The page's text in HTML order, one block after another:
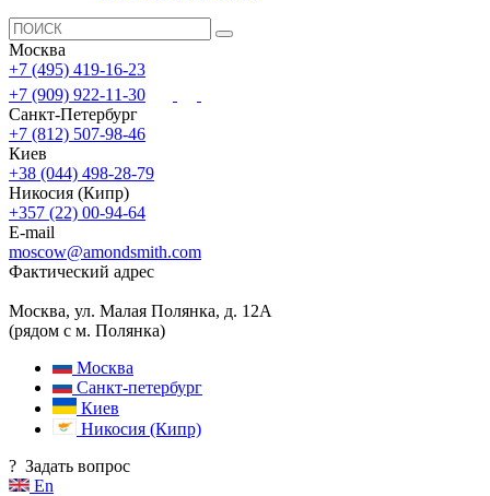
Москва
+7 (495) 419-16-23
+7 (909) 922-11-30
Санкт-Петербург
+7 (812) 507-98-46
Киев
+38 (044) 498-28-79
Никосия (Кипр)
+357 (22) 00-94-64
E-mail
moscow@amondsmith.com
Фактический адрес
Москва, ул. Малая Полянка, д. 12А
(рядом с м. Полянка)
Москва
Санкт-петербург
Киев
Никосия (Кипр)
? Задать вопрос
En